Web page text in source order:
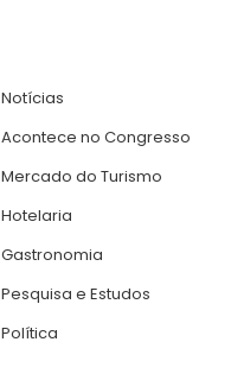
Notícias
Acontece no Congresso
Mercado do Turismo
Hotelaria
Gastronomia
Pesquisa e Estudos
Política